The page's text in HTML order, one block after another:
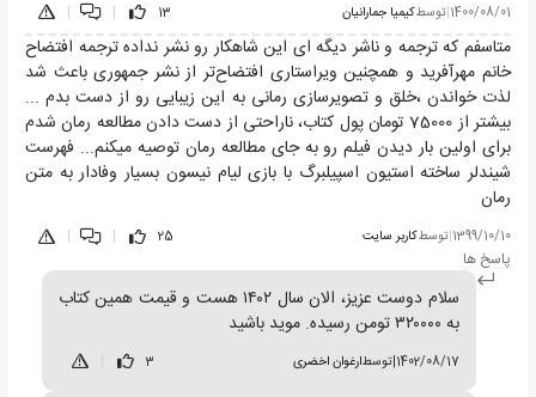
1400/08/01
|توسطکیمیا جمارانیان 13
|
|
متاسفم که ترجمه و ناشر دیگه ای این شاهکار رو نشر نداده ترجمه افتضاح
خانم مهرآفرید و همچنین ویراستاری افتضاح‌تر از نشر جمهوری باعث شد
لذت خواندن ،خلق و تصویرسازی رمانی به این زیبایی رو از دست بدم ...
بیشتر از 75000 تومان پول کتاب، ناراحتی از دست دادن مطالعه رمان شدم
برای اولین بار دیدن فیلم رو به جای مطالعه رمان توصیه میکنم... فهرست
شیندلر ساخته استیون اسپیلبرگ با بازی لیام نیسون بسیار وفادار به متن
رمان
1399/10/10
|توسطکاربر سایت 25
|
|
پاسخ ها
سلام دوست عزیز، الان سال ۱۴۰۲ هست و قیمت همین کتاب
به ۳۲۰۰۰۰ تومن رسیده. موید باشید
1402/08/17
|توسطارغوان اخضری 3